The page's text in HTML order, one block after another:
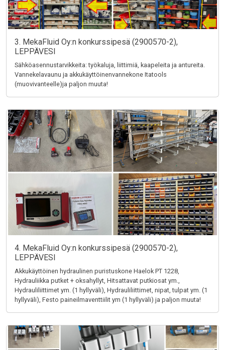
3. MekaFluid Oy:n konkurssipesä (2900570-2),
LEPPÄVESI
Sähköasennustarvikkeita: työkaluja, liittimiä, kaapeleita ja antureita.
Vannekelavaunu ja akkukäyttöinenvannekone Itatools
(muovivanteelle)ja paljon muuta!
4. MekaFluid Oy:n konkurssipesä (2900570-2),
LEPPÄVESI
Akkukäyttöinen hydraulinen puristuskone Haelok PT 1228,
Hydrauliikka putket + oksahyllyt, Hitsattavat putkiosat ym.,
Hydrauliliittimet ym. (1 hyllyväli), Hydrauliliittimet, nipat, tulpat ym. (1
hyllyväli), Festo paineilmaventtiilit ym (1 hyllyväli) ja paljon muuta!